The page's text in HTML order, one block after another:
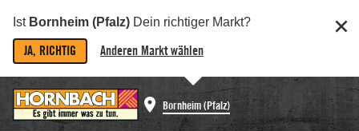
Ist Bornheim (Pfalz) Dein richtiger Markt?
JA, RICHTIG Anderen Markt wählen
Bornheim (Pfalz)